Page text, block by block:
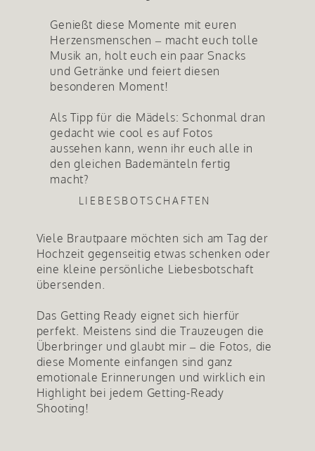
Genießt diese Momente mit euren
Herzensmenschen – macht euch tolle
Musik an, holt euch ein paar Snacks
und Getränke und feiert diesen
besonderen Moment!
Als Tipp für die Mädels: Schonmal dran
gedacht wie cool es auf Fotos
aussehen kann, wenn ihr euch alle in
den gleichen Bademänteln fertig
macht?
Viele Brautpaare möchten sich am Tag der
Hochzeit gegenseitig etwas schenken oder
eine kleine persönliche Liebesbotschaft
übersenden.
Das Getting Ready eignet sich hierfür
perfekt. Meistens sind die Trauzeugen die
Überbringer und glaubt mir – die Fotos, die
diese Momente einfangen sind ganz
emotionale Erinnerungen und wirklich ein
Highlight bei jedem Getting-Ready
Shooting!
LIEBESBOTSCHAFTEN